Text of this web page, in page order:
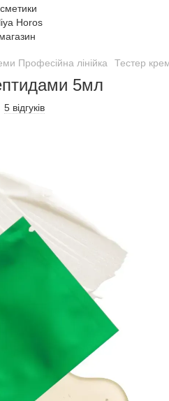
Професійна лінійка Тестер
5мл
5 відгуків